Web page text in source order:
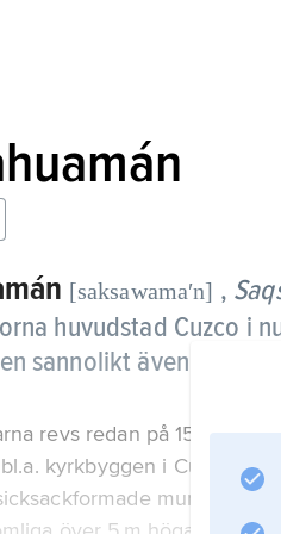
[saksawamaʹn] ,
huvudstad Cuzco i
sannolikt även
revs redan på 1500-talet
kyrkbyggen i Cuzco. I
murar,